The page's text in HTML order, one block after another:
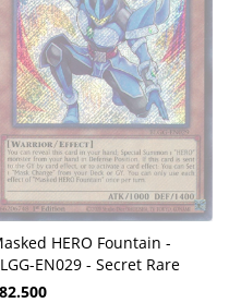
HERO Fountain -
EN029 - Secret Rare